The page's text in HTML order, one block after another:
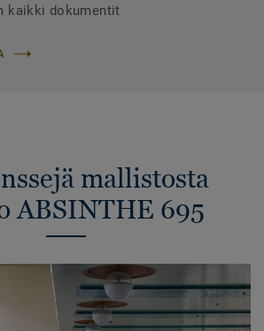
kaikki dokumentit
mallistosta
ABSINTHE 695